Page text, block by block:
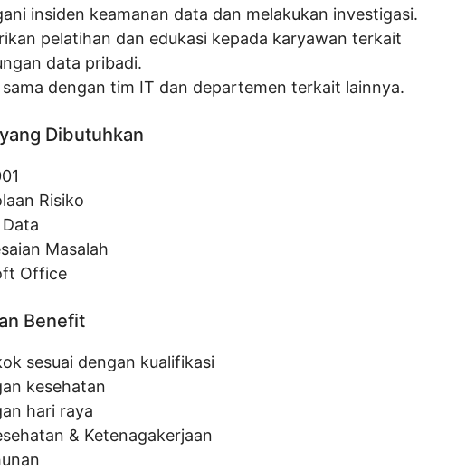
insiden keamanan data dan melakukan investigasi.
pelatihan dan edukasi kepada karyawan terkait
data pribadi.
sama dengan tim IT dan departemen terkait lainnya.
Dibutuhkan
Risiko
Masalah
Office
Benefit
sesuai dengan kualifikasi
kesehatan
hari raya
& Ketenagakerjaan